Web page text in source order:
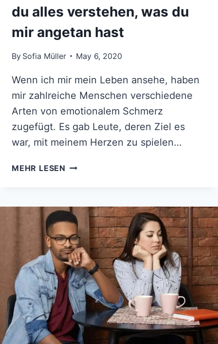
du alles verstehen, was du
mir angetan hast
By Sofia Müller May 6, 2020
Wenn ich mir mein Leben ansehe, haben
mir zahlreiche Menschen verschiedene
Arten von emotionalem Schmerz
zugefügt. Es gab Leute, deren Ziel es
war, mit meinem Herzen zu spielen…
MEHR LESEN ICH
WIRST
DU
ALLES
VERSTEHEN,
WAS
DU
MIR
ANGETAN
HAST